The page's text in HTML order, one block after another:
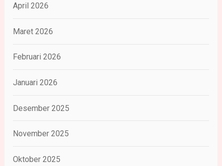
April 2026
Maret 2026
Februari 2026
Januari 2026
Desember 2025
November 2025
Oktober 2025